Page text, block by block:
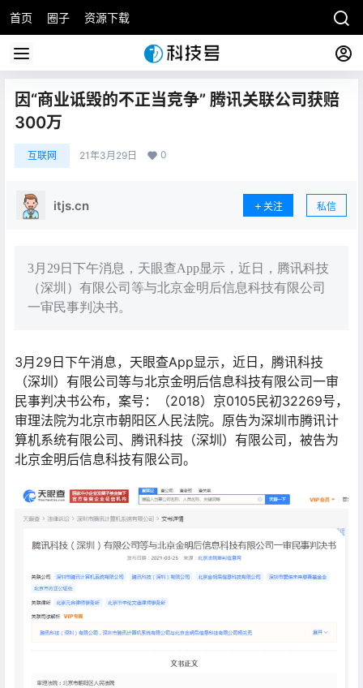
首页 圈子 资源下载
因“商业诋毁的不正当竞争” 腾讯关联公司获赔
300万
互联网 21年3月29日 0
itjs.cn 关注 私信
3月29日下午消息，天眼查App显示，近日，腾讯科技
（深圳）有限公司等与北京金明后信息科技有限公司
一审民事判决书。
3月29日下午消息，天眼查App显示，近日，腾讯科技
（深圳）有限公司等与北京金明后信息科技有限公司一审
民事判决书公布，案号：（2018）京0105民初32269号，
审理法院为北京市朝阳区人民法院。原告为深圳市腾讯计
算机系统有限公司、腾讯科技（深圳）有限公司，被告为
北京金明后信息科技有限公司。